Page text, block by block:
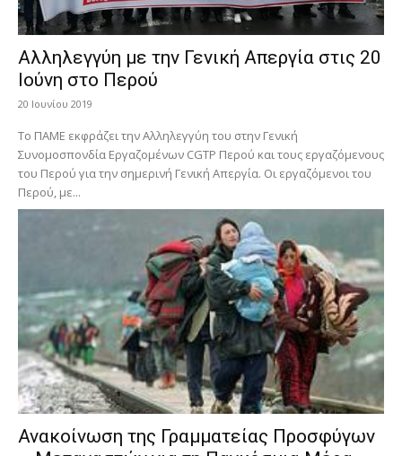
Αλληλεγγύη με την Γενική Απεργία στις 20
Ιούνη στο Περού
20 Ιουνίου 2019
Το ΠΑΜΕ εκφράζει την Αλληλεγγύη του στην Γενική
Συνομοσπονδία Εργαζομένων CGTP Περού και τους εργαζόμενους
του Περού για την σημερινή Γενική Απεργία. Οι εργαζόμενοι του
Περού, με...
Ανακοίνωση της Γραμματείας Προσφύγων